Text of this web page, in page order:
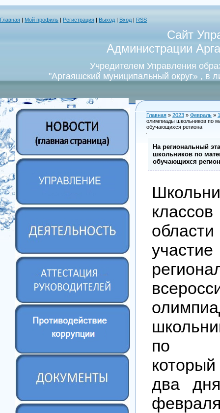
Главная Мой профиль Регистрация Выход Вход RSS
Сайт
Администрации
Учредителем Управления
"Аргаяшский муниципальный округ» , в
Главная » 2023 » Февраль »
олимпиады школьников по
обучающихся региона
На региональный
школьников по
обучающихся
по
два